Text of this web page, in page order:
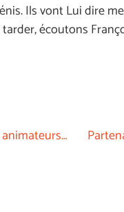
Ils vont Lui dire
écoutons